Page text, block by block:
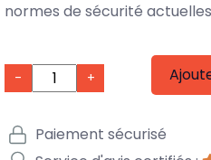
normes de sécurité
- +
Paiement sécurisé